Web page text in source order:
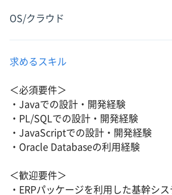
OS/クラウド
求めるスキル
＜必須要件＞
・Javaでの設計・開発経験
・PL/SQLでの設計・開発経験
・JavaScriptでの設計・開発経験
・Oracle Databaseの利用経験
＜歓迎要件＞
・ERPパッケージを利用した基幹シ